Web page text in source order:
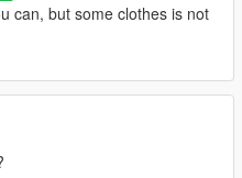
can, but some clothes is not